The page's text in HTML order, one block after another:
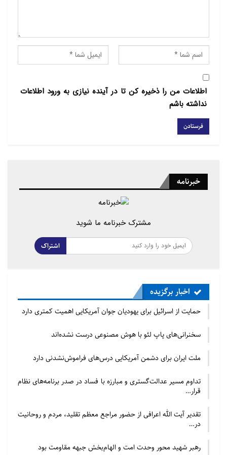
و به جناب‌عالی و همه بازماندگان آن فقیده
سعیده، صبر و اجر عنایت فرماید.
سید ابوالحسن نواب
رئیس دانشگاه ادیان و مذاهب
اطلاعات من را ذخیره کن تا در آینده نیازی به ورود اطلاعات
نداشته باشم
خبرنامه
مشترک خبرنامه ما شوید
اشتراک
اخبار برگزیده
حمایت از اسرائیل برای یهودیان جوان آمریکایی اهمیت کمتری دارد
سخنرانی‌های پاپ لئو با هوش مصنوعی درست نشده‌اند
ملت ایران برای دشمن آمریکایی درس‌های فراموش‌نشدنی دارد
تداوم مسیر عدالت‌گستری و مبارزه با فساد در صدر برنامه‌های نظام
قرار…
تقدیر آیت الله اعرافی از حضور مراجع معظم تقلید، مردم و روحانیت
در…
رهبر شهید محور وحدت امت و الهام‌بخش جبهه مقاومت بود